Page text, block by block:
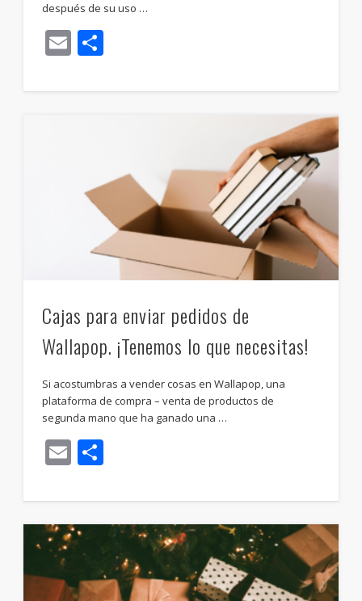
después de su uso …
Email
Cajas para enviar pedidos de
Wallapop. ¡Tenemos lo que necesitas!
Si acostumbras a vender cosas en Wallapop, una
plataforma de compra – venta de productos de
segunda mano que ha ganado una …
Email